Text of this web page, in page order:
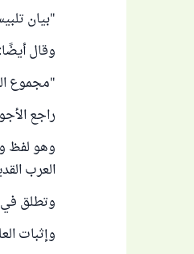
"بيان
وقال
"مجموع
راجع
وهو لفظ
العرب
وتطلق في
وإثبات